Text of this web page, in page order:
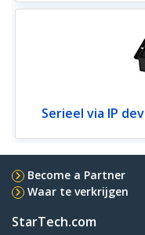
Serieel via IP
Become a Partner
Waar te verkrijgen
StarTech.com